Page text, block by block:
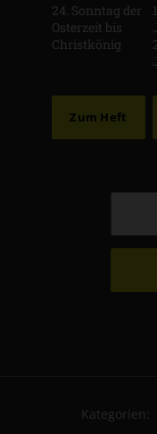
24. Sonntag der
Osterzeit bis
Christkönig
Zum Heft
Kategorien: